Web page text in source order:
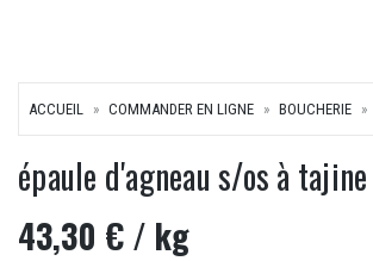
ACCUEIL COMMANDER EN LIGNE BOUCHERIE
épaule d'agneau s/os à tajine
43,30 €/ kg